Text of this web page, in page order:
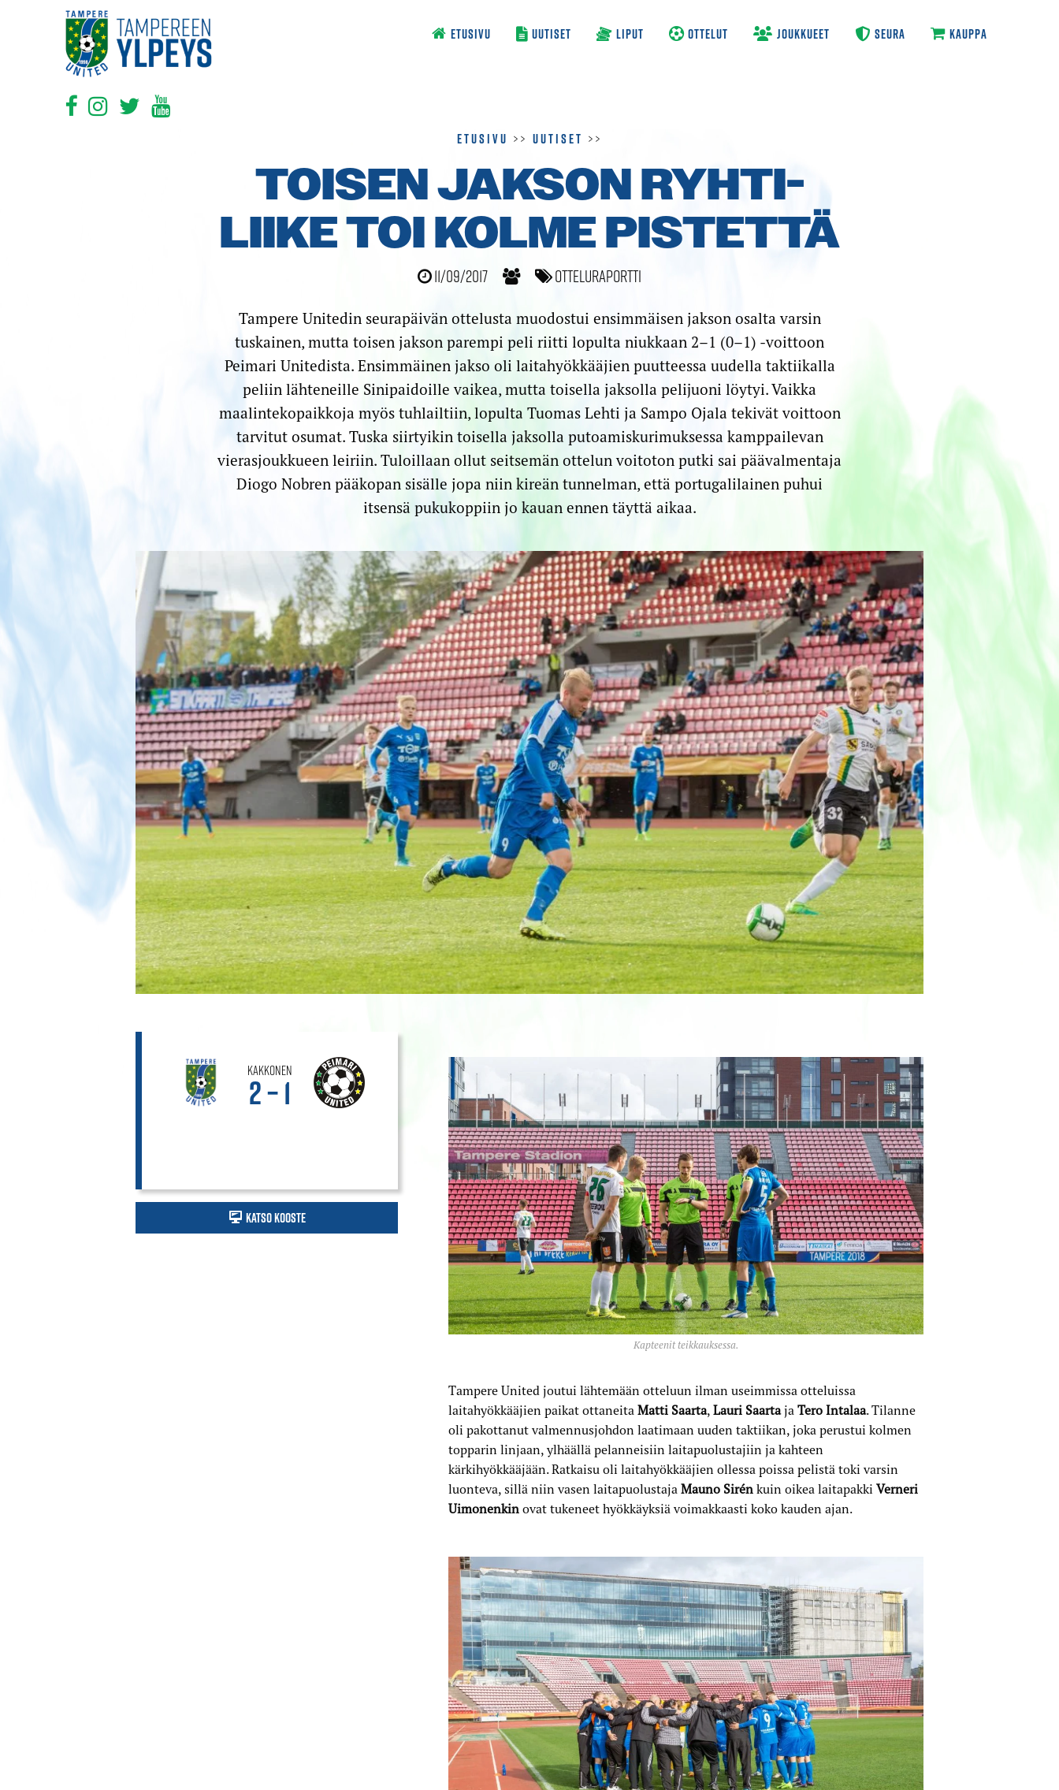
ETUSIVU UUTISET LIPUT OTTELUT JOUKKUEET SEURA KAUPPA
Etusivu >> Uutiset >>
TOISEN JAKSON RYHTI­
LIIKE TOI KOLME PISTETTÄ
11/09/2017 Otteluraportti
Tampere Unitedin seurapäivän ottelusta muodostui ensimmäisen jakson osalta varsin
tuskainen, mutta toisen jakson parempi peli riitti lopulta niukkaan 2–1 (0–1) -voittoon
Peimari Unitedista. Ensimmäinen jakso oli laitahyökkääjien puutteessa uudella taktiikalla
peliin lähteneille Sinipaidoille vaikea, mutta toisella jaksolla pelijuoni löytyi. Vaikka
maalintekopaikkoja myös tuhlailtiin, lopulta Tuomas Lehti ja Sampo Ojala tekivät voittoon
tarvitut osumat. Tuska siirtyikin toisella jaksolla putoamiskurimuksessa kamppailevan
vierasjoukkueen leiriin. Tuloillaan ollut seitsemän ottelun voitoton putki sai päävalmentaja
Diogo Nobren pääkopan sisälle jopa niin kireän tunnelman, että portugalilainen puhui
itsensä pukukoppiin jo kauan ennen täyttä aikaa.
Kakkonen
2 – 1
Katso kooste
Kapteenit teikkauksessa.
Tampere United joutui lähtemään otteluun ilman useimmissa otteluissa
laitahyökkääjien paikat ottaneitaMatti Saarta,Lauri SaartajaTero Intalaa. Tilanne
oli pakottanut valmennusjohdon laatimaan uuden taktiikan, joka perustui kolmen
topparin linjaan, ylhäällä pelanneisiin laitapuolustajiin ja kahteen
kärkihyökkääjään. Ratkaisu oli laitahyökkääjien ollessa poissa pelistä toki varsin
luonteva, sillä niin vasen laitapuolustajaMauno Sirén kuin oikea laitapakkiVerneri
Uimonenkin ovat tukeneet hyökkäyksiä voimakkaasti koko kauden ajan.